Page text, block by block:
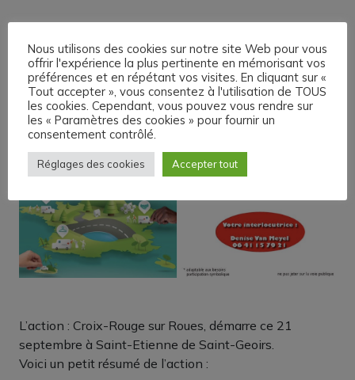
L’action : Croix-Rouge sur Roues, démarre ce 21
septembre à Saint-Etienne de Saint-Geoirs.
Voici un petit résumé de l’action :
Nous utilisons des cookies sur notre site Web pour vous
offrir l'expérience la plus pertinente en mémorisant vos
préférences et en répétant vos visites. En cliquant sur «
Tout accepter », vous consentez à l'utilisation de TOUS
les cookies. Cependant, vous pouvez vous rendre sur
les « Paramètres des cookies » pour fournir un
consentement contrôlé.
Réglages des cookies Accepter tout